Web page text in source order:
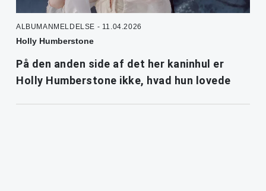
ALBUMANMELDELSE - 11.04.2026
Holly Humberstone
På den anden side af det her kaninhul er
Holly Humberstone ikke, hvad hun lovede